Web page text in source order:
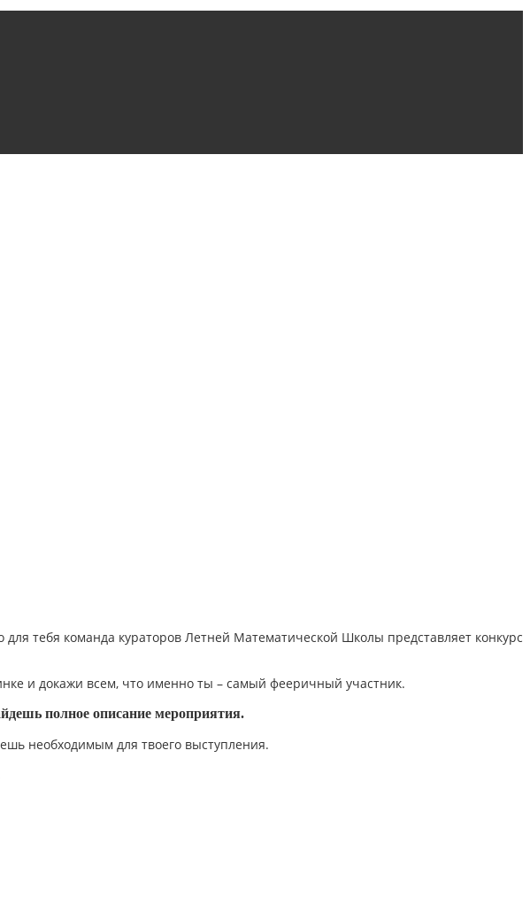
тебя команда кураторов Летней Математической Школы представляет конкурс
и докажи всем, что именно ты – самый фееричный участник.
полное описание мероприятия.
необходимым для твоего выступления.